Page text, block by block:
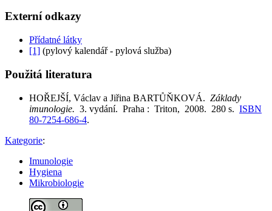
Externí odkazy
Přídatné látky
[1] (pylový kalendář - pylová služba)
Použitá literatura
HOŘEJŠÍ, Václav a Jiřina BARTŮŇKOVÁ. Základy
imunologie. 3. vydání. Praha : Triton, 2008. 280 s. ISBN
80-7254-686-4.
Kategorie:
Imunologie
Hygiena
Mikrobiologie